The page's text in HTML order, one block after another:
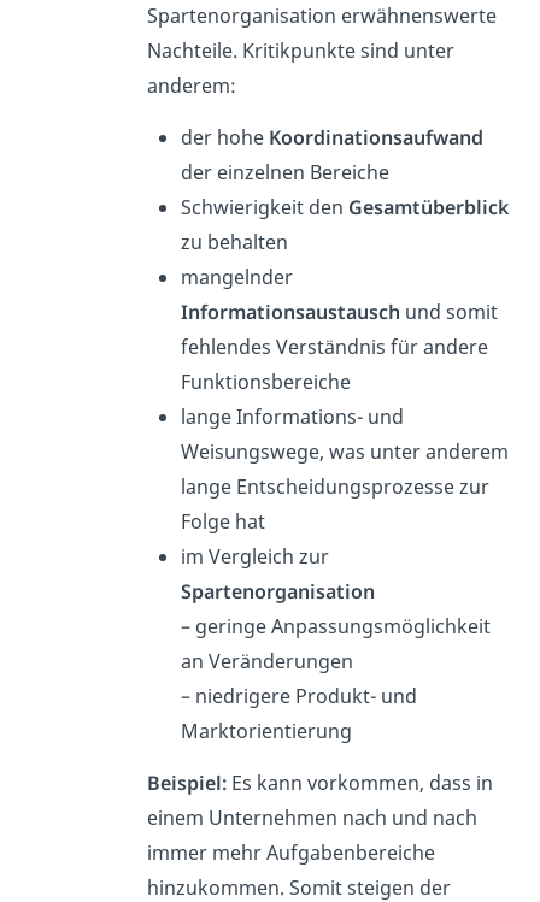
Spartenorganisation erwähnenswerte
Nachteile. Kritikpunkte sind unter
anderem:
der hohe Koordinationsaufwand
der einzelnen Bereiche
Schwierigkeit den Gesamtüberblick
zu behalten
mangelnder
Informationsaustausch und somit
fehlendes Verständnis für andere
Funktionsbereiche
lange Informations- und
Weisungswege, was unter anderem
lange Entscheidungsprozesse zur
Folge hat
im Vergleich zur
Spartenorganisation
– geringe Anpassungsmöglichkeit
an Veränderungen
– niedrigere Produkt- und
Marktorientierung
Beispiel:Es kann vorkommen, dass in
einem Unternehmen nach und nach
immer mehr Aufgabenbereiche
hinzukommen. Somit steigen der